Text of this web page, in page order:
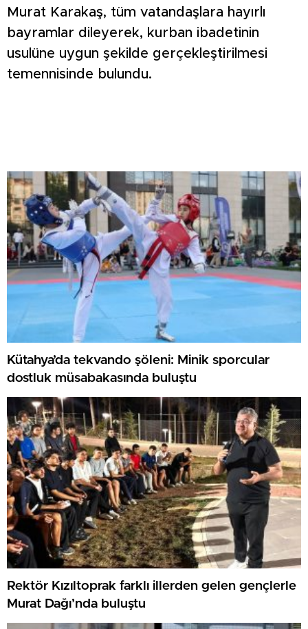
Murat Karakaş, tüm vatandaşlara hayırlı
bayramlar dileyerek, kurban ibadetinin
usulüne uygun şekilde gerçekleştirilmesi
temennisinde bulundu.
Kütahya’da tekvando şöleni: Minik sporcular
dostluk müsabakasında buluştu
Rektör Kızıltoprak farklı illerden gelen gençlerle
Murat Dağı’nda buluştu